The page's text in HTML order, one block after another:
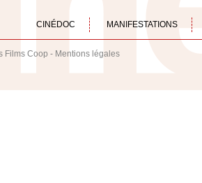
CINÉDOC MANIFESTATIONS
Films Coop - Mentions légales